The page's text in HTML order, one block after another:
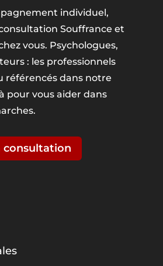
individuel,
Souffrance et
vous. Psychologues,
: les professionnels
référencés dans notre
pour vous aider dans
consultation